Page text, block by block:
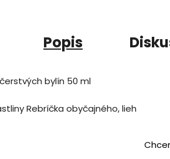
Popis
bylín 50 ml
Rebríčka obyčajného, lieh